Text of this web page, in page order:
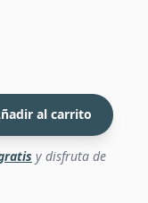
al carrito
y disfruta de